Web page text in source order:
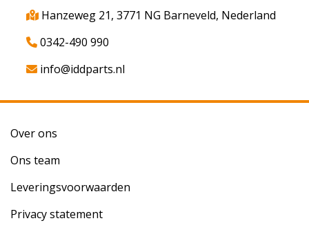
Hanzeweg 21, 3771 NG Barneveld, Nederland
0342-490 990
info@iddparts.nl
Over ons
Ons team
Leveringsvoorwaarden
Privacy statement